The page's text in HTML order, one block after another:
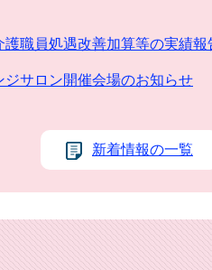
護職員処遇改善加算等の実績報
ジサロン開催会場のお知らせ
新着情報の一覧